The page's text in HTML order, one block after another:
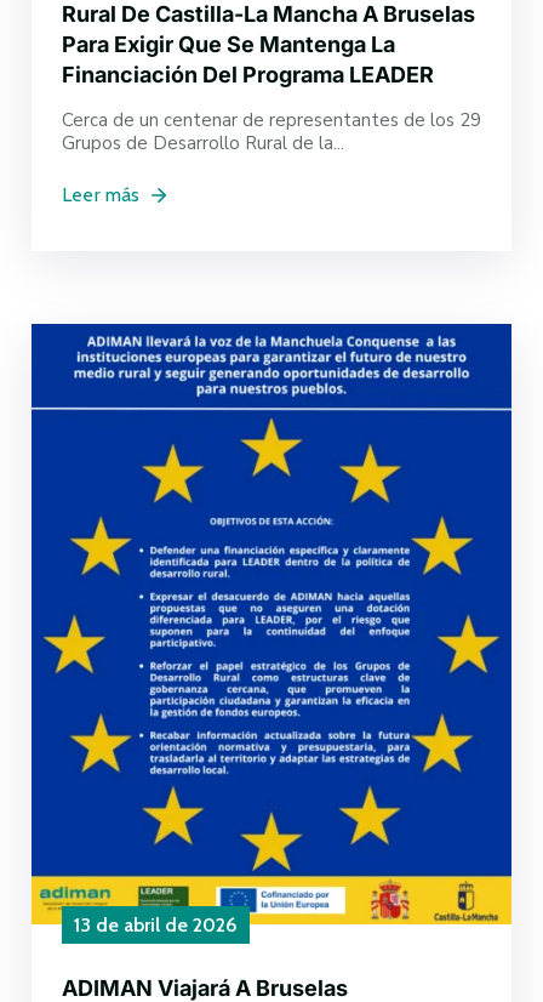
Rural De Castilla-La Mancha A Bruselas
Para Exigir Que Se Mantenga La
Financiación Del Programa LEADER
Cerca de un centenar de representantes de los 29
Grupos de Desarrollo Rural de la...
Leer más
13 de abril de 2026
ADIMAN Viajará A Bruselas